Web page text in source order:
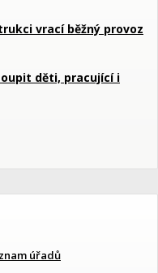
vrací běžný provoz
děti, pracující i
úřadů